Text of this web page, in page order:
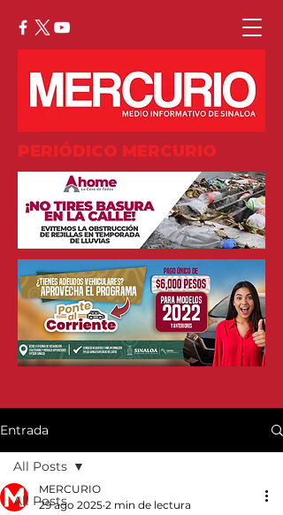
PERIÓDICO MERCURIO
Entrada
All Posts
All Posts
MERCURIO
29 ago 2025 2 min de lectura